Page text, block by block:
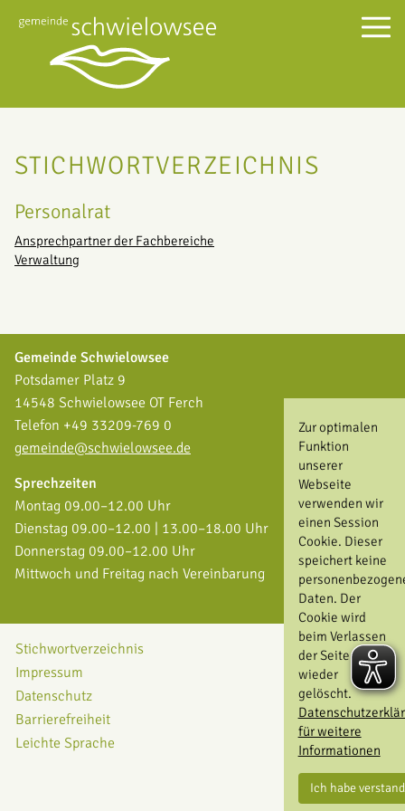
Zur optimalen
Funktion
unserer
Webseite
verwenden wir
einen Session
Cookie. Dieser
speichert keine
Daten. Der
Cookie wird
beim Verlassen
der Seite
wieder
gelöscht.
für weitere
Informationen
Ich habe
STICHWORTVERZEICHNIS
Personalrat
Ansprechpartner der Fachbereiche
Verwaltung
Gemeinde Schwielowsee
Potsdamer Platz 9
14548 Schwielowsee OT Ferch
Telefon +49 33209-769 0
gemeinde@schwielowsee.de
Sprechzeiten
Montag 09.00–12.00 Uhr
Dienstag 09.00–12.00 | 13.00–18.00 Uhr
Donnerstag 09.00–12.00 Uhr
Mittwoch und Freitag nach Vereinbarung
Stichwortverzeichnis
Impressum
Datenschutz
Barrierefreiheit
Leichte Sprache